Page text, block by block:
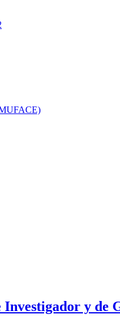
Investigador y de